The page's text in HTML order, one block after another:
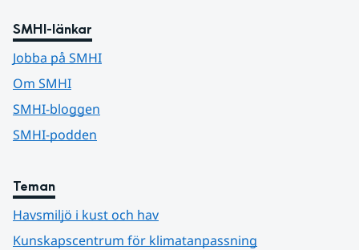
SMHI-länkar
Jobba på SMHI
Om SMHI
SMHI-bloggen
SMHI-podden
Teman
Havsmiljö i kust och hav
Kunskapscentrum för klimatanpassning